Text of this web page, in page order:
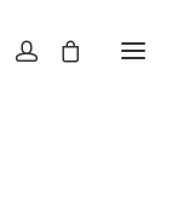
als een